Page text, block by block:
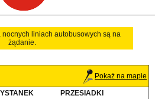
nocnych liniach autobusowych są na
żądanie.
Pokaż na mapie
PRZESIADKI